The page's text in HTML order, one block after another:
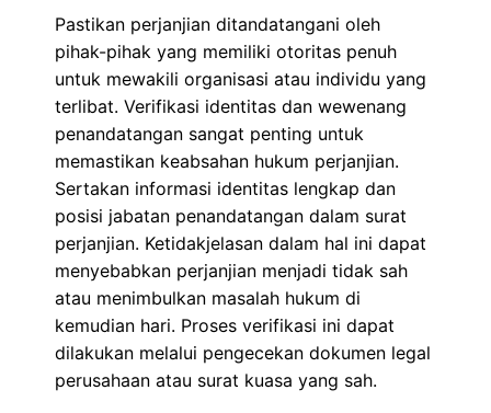
Pastikan perjanjian ditandatangani oleh
pihak-pihak yang memiliki otoritas penuh
untuk mewakili organisasi atau individu yang
terlibat. Verifikasi identitas dan wewenang
penandatangan sangat penting untuk
memastikan keabsahan hukum perjanjian.
Sertakan informasi identitas lengkap dan
posisi jabatan penandatangan dalam surat
perjanjian. Ketidakjelasan dalam hal ini dapat
menyebabkan perjanjian menjadi tidak sah
atau menimbulkan masalah hukum di
kemudian hari. Proses verifikasi ini dapat
dilakukan melalui pengecekan dokumen legal
perusahaan atau surat kuasa yang sah.